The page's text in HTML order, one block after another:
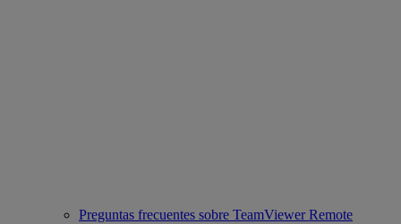
Preguntas frecuentes sobre TeamViewer Remote